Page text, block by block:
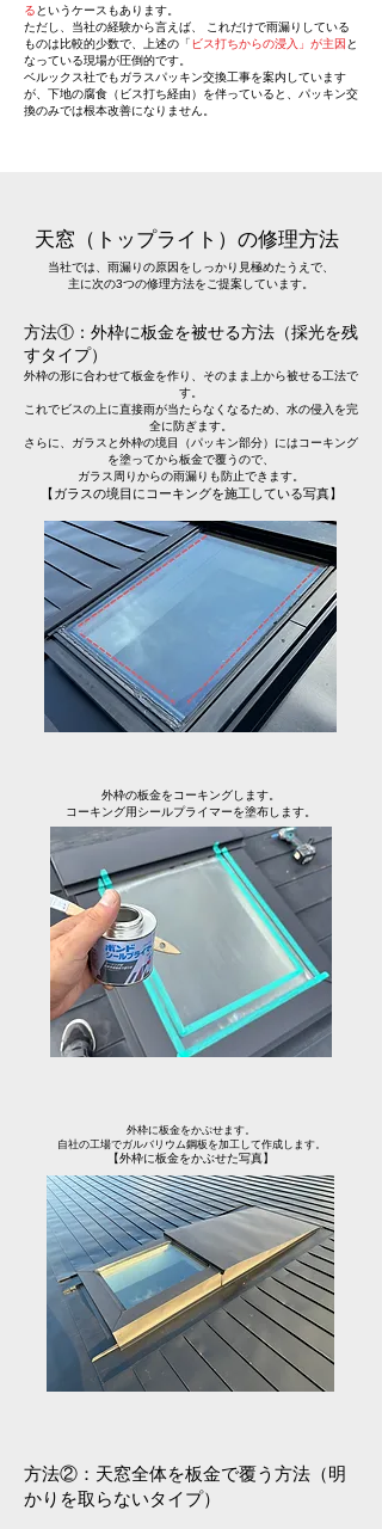
る というケースもあります。
ただし、当社の経験から言えば、 これだけで雨漏りしている
ものは比較的少数で、上述の「 ビス打ちからの浸入」が主因 と
なっている現場が圧倒的です。
ベルックス社でもガラスパッキン交換工事を案内しています
が、下地の腐食（ビス打ち経由）を伴っていると、パッキン交
換のみでは根本改善になりません。
天窓（トップライト）の修理方法
当社では、雨漏りの原因をしっかり見極めたうえで、
主に次の3つの修理方法をご提案しています。
方法①：外枠に板金を被せる方法（採光を残
すタイプ）
外枠の形に合わせて板金を作り、そのまま上から被せる工法で
す。
これでビスの上に直接雨が当たらなくなるため、水の侵入を完
全に防ぎます。
さらに、ガラスと外枠の境目（パッキン部分）にはコーキング
を塗ってから板金で覆うので、
ガラス周りからの雨漏りも防止できます。
【ガラスの境目にコーキングを施工している写真】
外枠の板金をコーキングします。
コーキング用シールプライマーを塗布します。
外枠に板金をかぶせます。
自社の工場でガルバリウム鋼板を加工して作成します。
【外枠に板金をかぶせた写真】
方法②：天窓全体を板金で覆う方法（明
かりを取らないタイプ）